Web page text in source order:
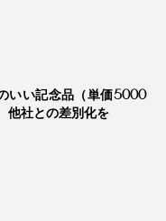
いい記念品（単価5000
他社との差別化を